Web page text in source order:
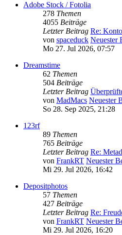
Adobe Stock / Fotolia
278 Themen
4055 Beiträge
Letzter Beitrag Re:
von spaceduck Neuester
Mo 27. Jul 2026, 07:57
Dreamstime
62 Themen
504 Beiträge
Letzter Beitrag
von MadMacs Neuester
So 28. Sep 2025, 21:28
123rf
89 Themen
765 Beiträge
Letzter Beitrag Re:
von FrankRT Neuester
Mi 29. Jul 2026, 16:42
Depositphotos
57 Themen
427 Beiträge
Letzter Beitrag Re:
von FrankRT Neuester
Mi 29. Jul 2026, 16:20